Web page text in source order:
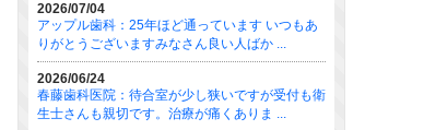
2026/07/04
アップル歯科：25年ほど通っています いつもあ
りがとうございますみなさん良い人ばか ...
2026/06/24
春藤歯科医院：待合室が少し狭いですが受付も衛
生士さんも親切です。治療が痛くありま ...